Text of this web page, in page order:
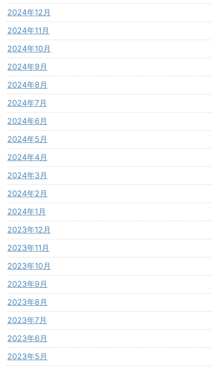
2024年12月
2024年11月
2024年10月
2024年9月
2024年8月
2024年7月
2024年6月
2024年5月
2024年4月
2024年3月
2024年2月
2024年1月
2023年12月
2023年11月
2023年10月
2023年9月
2023年8月
2023年7月
2023年6月
2023年5月